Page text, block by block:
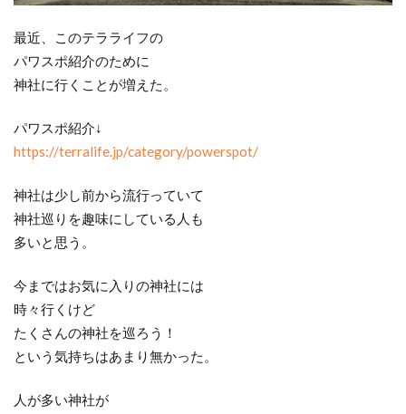
最近、このテラライフの
パワスポ紹介のために
神社に行くことが増えた。
パワスポ紹介↓
https://terralife.jp/category/powerspot/
神社は少し前から流行っていて
神社巡りを趣味にしている人も
多いと思う。
今まではお気に入りの神社には
時々行くけど
たくさんの神社を巡ろう！
という気持ちはあまり無かった。
人が多い神社が